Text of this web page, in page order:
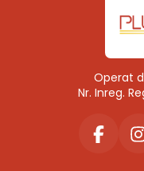
Operat
Nr. Inreg.